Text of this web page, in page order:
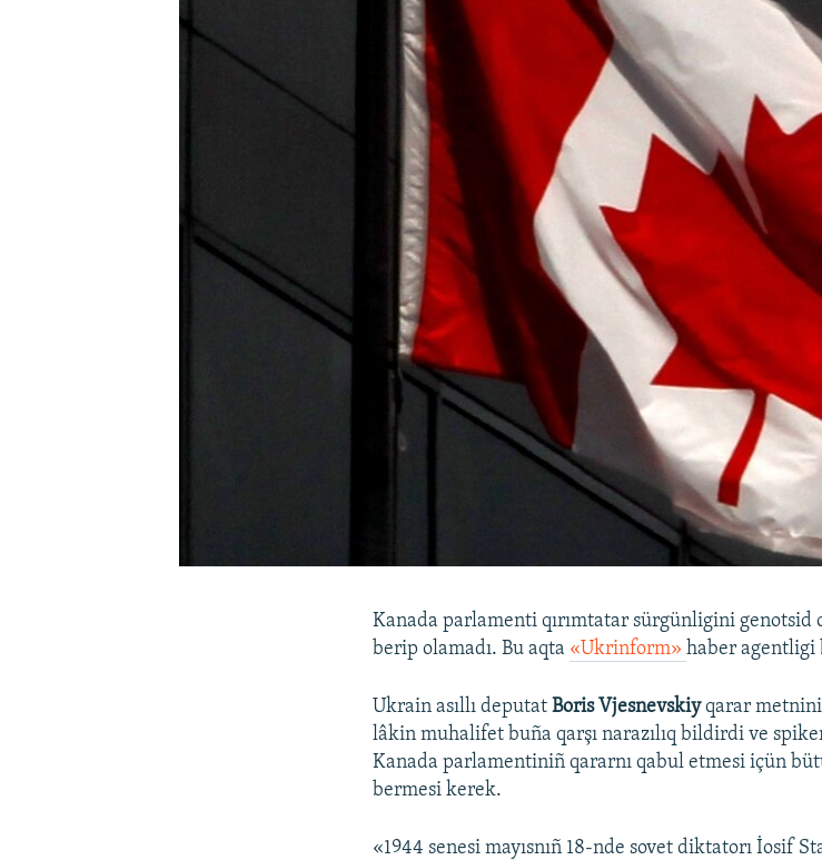
Kanada parlamenti qırımtatar sürgünligini genotsid
berip olamadı. Bu aqta «Ukrinform»haber agentligi
Ukrain asıllı deputatBoris Vjesnevskiyqarar metnini
lâkin muhalifet buña qarşı narazılıq bildirdi ve
Kanada parlamentiniñ qararnı qabul etmesi içün
bermesi kerek.
«1944 senesi mayısnıñ 18-nde sovet diktatorı İosif